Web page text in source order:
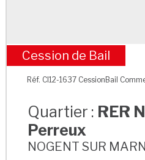
RER Nogent
Cession de Bail
Réf. CI12-1637 CessionBail
Quartier : RER
Perreux
NOGENT SUR